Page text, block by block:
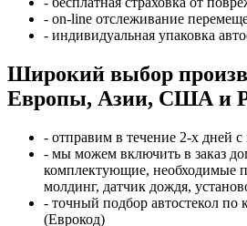
- on-line отслеживание
- индивидуальная упаковка
Широкий выбор
Европы, Азии, США и
- отправим в течение 2-х дней с
- мы можем включить в заказ
комплектующие, необходимые
молдинг, датчик дождя,
- точный подбор автостекол по
(Еврокод)